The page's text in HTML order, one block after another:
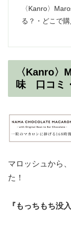
〈Kanro〉
る？・どこで
〈Kanro
味 口コミ
マロッシュから、
た！
『もっちもち没